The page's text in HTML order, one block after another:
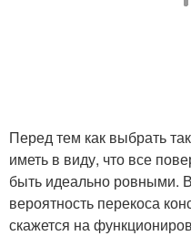
Перед тем как выбрать
иметь в виду, что все
быть идеально ровными.
вероятность перекоса
скажется на